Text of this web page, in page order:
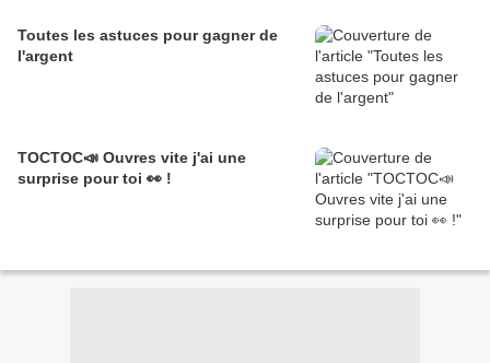
Toutes les astuces pour gagner de
l'argent
TOCTOC📣 Ouvres vite j'ai une
surprise pour toi 👀 !